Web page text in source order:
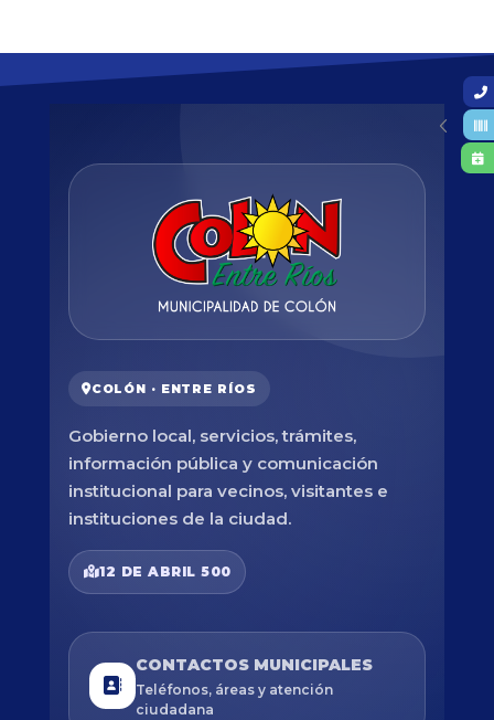
COLÓN · ENTRE RÍOS
Gobierno local, servicios, trámites,
información pública y comunicación
institucional para vecinos, visitantes e
instituciones de la ciudad.
12 DE ABRIL 500
CONTACTOS MUNICIPALES
Teléfonos, áreas y atención
ciudadana